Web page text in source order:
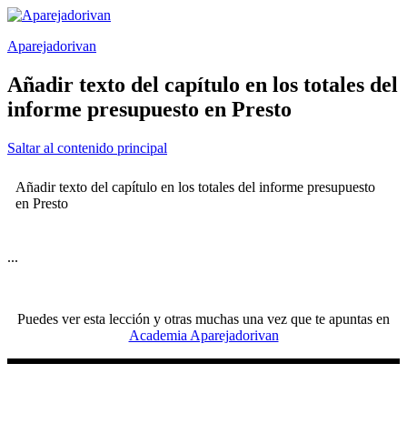
Saltar
contenido
Aparejadorivan
Añadir texto del capítulo en los totales del
informe presupuesto en Presto
Saltar al contenido principal
Añadir texto del capítulo en los totales del informe presupuesto
en Presto
...
Puedes ver esta lección y otras muchas una vez que te apuntas en
Academia Aparejadorivan